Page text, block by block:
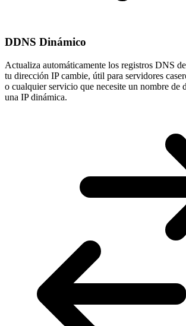
DDNS Dinámico
Actualiza automáticamente los registros DNS
tu dirección IP cambie, útil para servidores
o cualquier servicio que necesite un nombre de
una IP dinámica.